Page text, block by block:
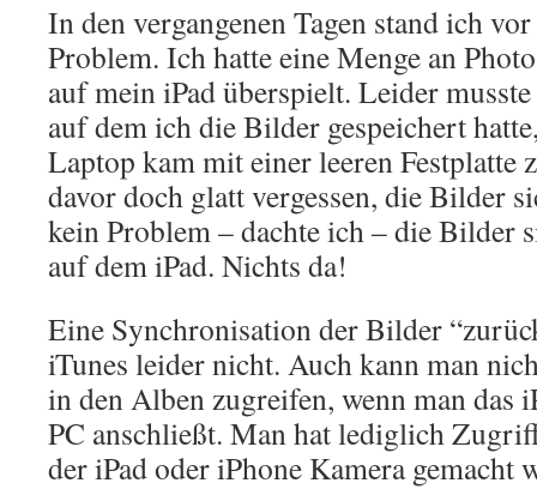
In den vergangenen Tagen stand ich
Problem. Ich hatte eine Menge an
auf mein iPad überspielt. Leider
auf dem ich die Bilder gespeichert
Laptop kam mit einer leeren Festplatte
davor doch glatt vergessen, die Bilder
kein Problem – dachte ich – die Bilder
auf dem iPad. Nichts da!
Eine Synchronisation der Bilder
iTunes leider nicht. Auch kann man
in den Alben zugreifen, wenn man das
PC anschließt. Man hat lediglich
der iPad oder iPhone Kamera gemacht